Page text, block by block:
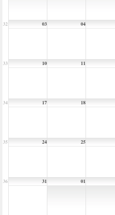
32 03 04
33 10 11
34 17 18
35 24 25
36 31 01